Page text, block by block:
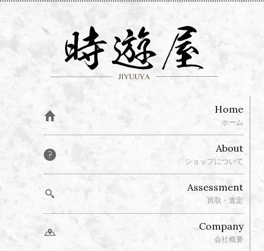
Home
ホーム
About
ショップについて
Assessment
買取・査定
Company
会社概要